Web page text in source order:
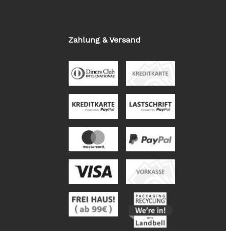
Zahlung & Versand